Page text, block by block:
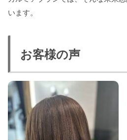
います。
お客様の声